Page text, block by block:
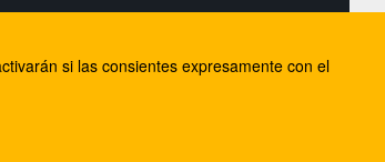
si las consientes expresamente con el